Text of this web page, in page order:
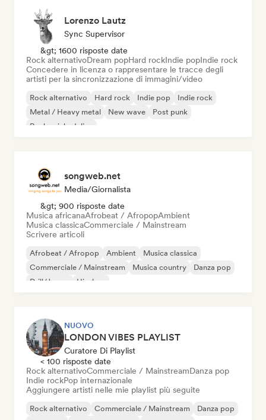
Lorenzo Lautz
Sync Supervisor
&gt; 1600 risposte date
Rock alternativoDream popHard rockIndie popIndie rock
Concedere in licenza o rappresentare le tracce degli
artisti per la sincronizzazione di immagini/video
Rock alternativo Hard rock Indie pop
Indie rock
Metal / Heavy metal
New wave
Post punk
Rock psichedelico
songweb.net
Media/Giornalista
&gt; 900 risposte date
Musica africanaAfrobeat / AfropopAmbient
Musica classicaCommerciale / Mainstream
Scrivere articoli
Afrobeat / Afropop Ambient
Musica classica
Commerciale / Mainstream
Musica country
Danza pop
Drill/Jersey
Hip-hop
NUOVO
LONDON VIBES PLAYLIST
Curatore Di Playlist
< 100 risposte date
Rock alternativoCommerciale / MainstreamDanza pop
Indie rockPop internazionale
Aggiungere artisti nelle mie playlist più seguite
Rock alternativo Commerciale / Mainstream
Danza pop